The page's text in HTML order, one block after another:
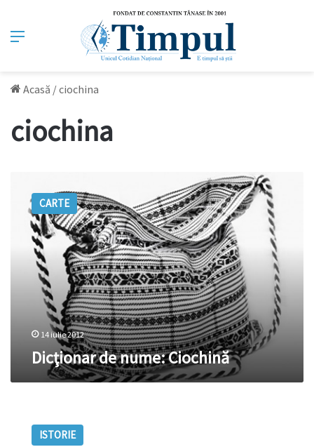
Meniu
Acasă /ciochina
ciochina
nume:
Ciochină
CARTE
14 iulie 2012
Dicţionar de nume: Ciochină
ISTORIE